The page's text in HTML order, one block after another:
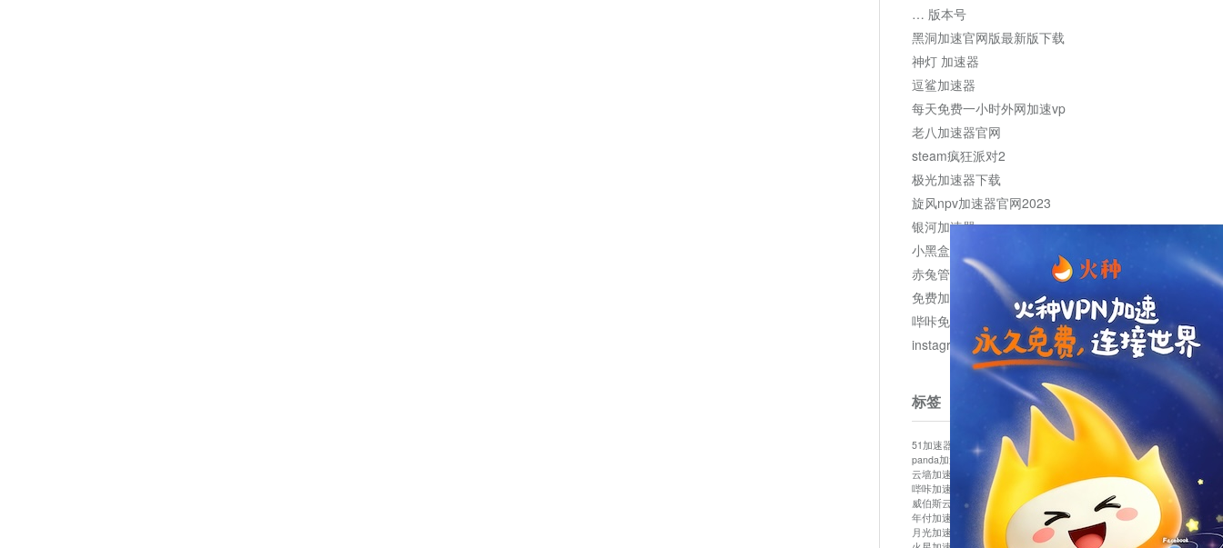
… 版本号
黑洞加速官网版最新版下载
神灯 加速器
逗鲨加速器
每天免费一小时外网加速vp
老八加速器官网
steam疯狂派对2
极光加速器下载
旋风npv加速器官网2023
银河加速器
小黑盒加速器加速
赤兔管理平台
免费加速器
哔咔免费加速服务器
instagram网页版登录入口
标签
51加速器 bitznet hidecat i7加速器
kuai500
panda加速器
snap加速器 vp加速器
中信加速器
云墙加速器
云速加速器
哔咔加速器
哔咔哔咔加速器 喵云 回锅肉加速器
威伯斯云
小明加速器 小蓝鸟加速器
布谷vp加速器
年付加速器
心阶云 快连 怎么上外网
易飞加速器
月光加速器
机场加速器 松果云 梯子加速器